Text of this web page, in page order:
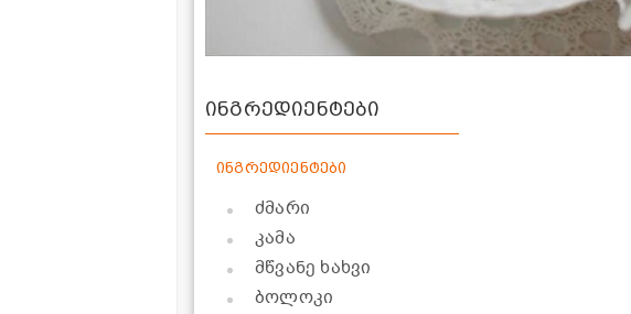
ინგრედიენტები
ინგრედიენტები
ძმარი
კამა
მწვანე ხახვი
ბოლოკი